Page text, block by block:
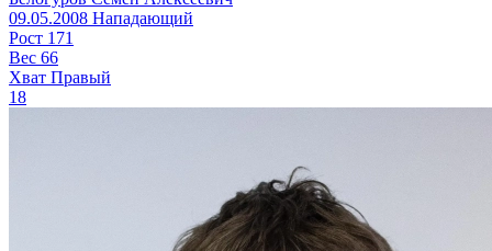
09.05.2008 Нападающий
Рост 171
Вес 66
Хват Правый
18